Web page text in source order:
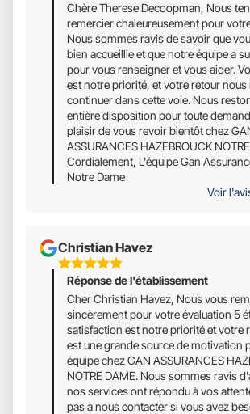
Chère Therese Decoopman, Nous
remercier chaleureusement pour
Nous sommes ravis de savoir que
bien accueillie et que notre équipe a
pour vous renseigner et vous aider.
est notre priorité, et votre retour nous
continuer dans cette voie. Nous
entière disposition pour toute
plaisir de vous revoir bientôt chez
ASSURANCES HAZEBROUCK
Cordialement, L'équipe Gan
Notre Dame
Voir
Christian Havez
5
Étoiles
Sur
Réponse de l'établissement
Cher Christian Havez, Nous vous
sincèrement pour votre évaluation 5
satisfaction est notre priorité et votre
est une grande source de motivation
équipe chez GAN ASSURANCES
NOTRE DAME. Nous sommes ravis
nos services ont répondu à vos
pas à nous contacter si vous avez